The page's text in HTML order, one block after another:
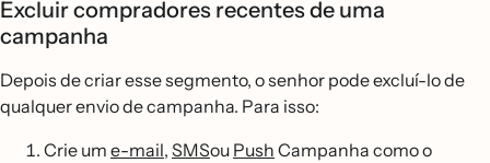
Excluir compradores recentes de uma
campanha
Depois de criar esse segmento, o senhor pode excluí-lo de
qualquer envio de campanha. Para isso:
Crie um e-mail, SMSou Push Campanha como o